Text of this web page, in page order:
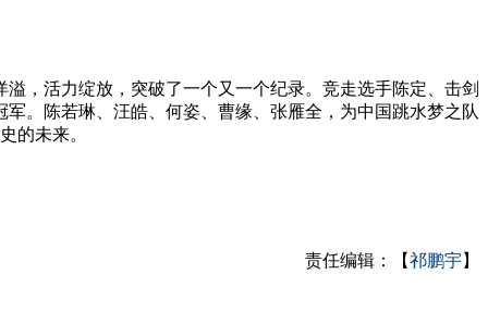
，活力绽放，突破了一个又一个纪录。竞走选手陈定、击剑
。陈若琳、汪皓、何姿、曹缘、张雁全，为中国跳水梦之队
的未来。
责任编辑：【祁鹏宇】